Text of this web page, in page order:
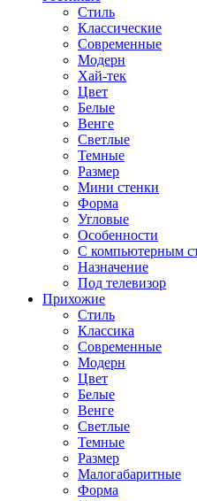
Стиль
Классические
Современные
Модерн
Хай-тек
Цвет
Белые
Венге
Светлые
Темные
Размер
Мини стенки
Форма
Угловые
Особенности
С компьютерным
Назначение
Под телевизор
Прихожие
Стиль
Классика
Современные
Модерн
Цвет
Белые
Венге
Светлые
Темные
Размер
Малогабаритные
Форма